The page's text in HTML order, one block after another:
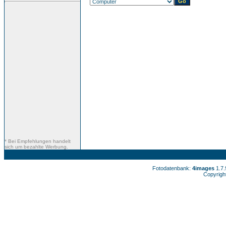
* Bei Empfehlungen handelt
sich um bezahlte Werbung.
Fotodatenbank: 4images